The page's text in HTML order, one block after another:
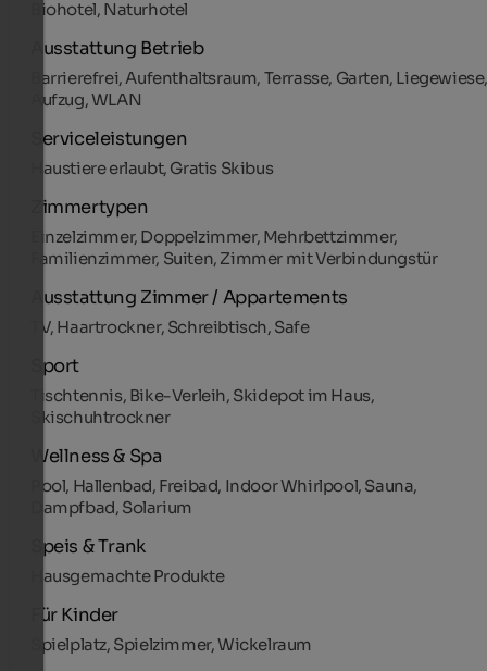
Biohotel, Naturhotel
Ausstattung Betrieb
Barrierefrei, Aufenthaltsraum, Terrasse, Garten,
Aufzug, WLAN
Serviceleistungen
Haustiere erlaubt, Gratis Skibus
Zimmertypen
Einzelzimmer, Doppelzimmer, Mehrbettzimmer,
Familienzimmer, Suiten, Zimmer mit Verbindungstür
Ausstattung Zimmer / Appartements
TV, Haartrockner, Schreibtisch, Safe
Sport
Tischtennis, Bike-Verleih, Skidepot im Haus,
Skischuhtrockner
Wellness & Spa
Pool, Hallenbad, Freibad, Indoor Whirlpool, Sauna,
Dampfbad, Solarium
Speis & Trank
Hausgemachte Produkte
Für Kinder
Spielplatz, Spielzimmer, Wickelraum